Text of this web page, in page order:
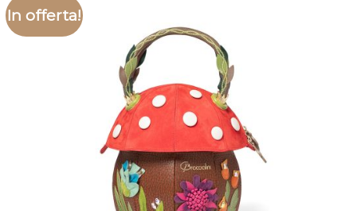
In offerta!